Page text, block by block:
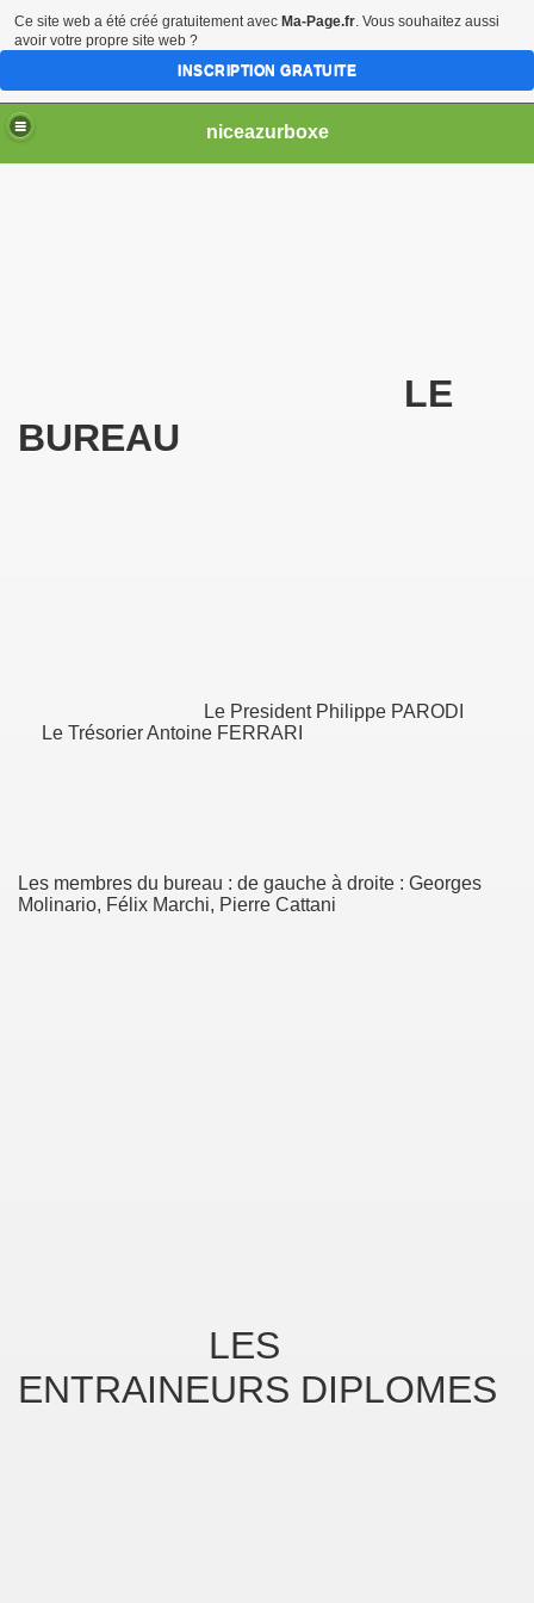
niceazurboxe
LE
BUREAU
Le President Philippe PARODI
Le Trésorier Antoine FERRARI
Les membres du bureau : de gauche à droite : Georges
Molinario, Félix Marchi, Pierre Cattani
LES
ENTRAINEURS DIPLOMES
Ce site web a été créé gratuitement avec Ma-Page.fr. Vous souhaitez aussi
avoir votre propre site web ?
INSCRIPTION GRATUITE